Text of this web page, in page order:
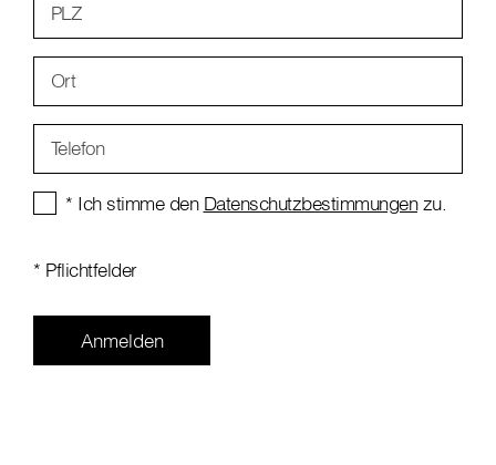
PLZ
Ort
Telefon
* Ich stimme den Datenschutzbestimmungenzu.
* Pflichtfelder